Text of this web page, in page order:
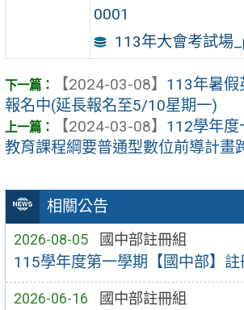
相關公告
2026-08-05 國中部註冊組
115學年度第一學期【國中部】註
2026-06-16 國中部註冊組
0001
113年大會考試場
【2024-03-08】 113年暑假
報名中(延長報名至5/10星期一)
【2024-03-08】 112學年度
教育課程綱要普通型數位前導計畫